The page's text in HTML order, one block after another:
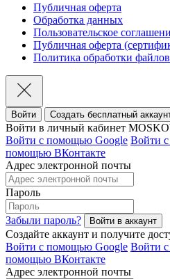
Публичная оферта
Обработка данных
Пользовательское
Публичная оферта
Политика обработки
Войти Создать бесплатный
Войти в личный кабинет
Войти с помощью Google Войти
помощью ВКонтакте
Адрес электронной почты
Пароль
Забыли пароль?
Создайте аккаунт и получите
Войти с помощью Google Войти
помощью ВКонтакте
Адрес электронной почты